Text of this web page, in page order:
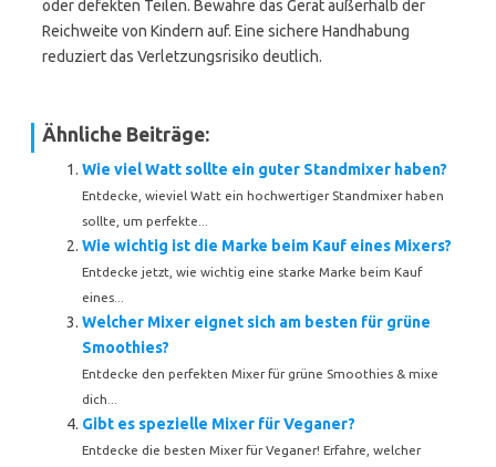
oder defekten Teilen. Bewahre das Gerät außerhalb der
Reichweite von Kindern auf. Eine sichere Handhabung
reduziert das Verletzungsrisiko deutlich.
Ähnliche Beiträge:
Wie viel Watt sollte ein guter Standmixer haben?
Entdecke, wieviel Watt ein hochwertiger Standmixer haben
sollte, um perfekte...
Wie wichtig ist die Marke beim Kauf eines Mixers?
Entdecke jetzt, wie wichtig eine starke Marke beim Kauf
eines...
Welcher Mixer eignet sich am besten für grüne
Smoothies?
Entdecke den perfekten Mixer für grüne Smoothies & mixe
dich...
Gibt es spezielle Mixer für Veganer?
Entdecke die besten Mixer für Veganer! Erfahre, welcher